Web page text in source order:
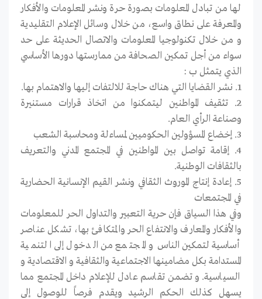
لها من تبادل المعلومات بصورة حرة ونشر المعلومات والأفكار
والمعرفة على نطاق واسع، من خلال وسائل الإعلام التقليدية
و من خلال تكنولوجيا المعلومات والاتصال الحديثة على حد
سواء من أجل تمكين الصحافة من ممارستها دورها الأساسي
الذي يتمثل ب :
1. نشر القضايا التي هناك حاجة للالتفات إليها والاهتمام بها.
2. تثقيف المواطنين ليتمكنوا من اتخاذ قرارات مستنيرة
وصناعة الرأي العام.
3. إخضاع المسؤولين الحكوميين لمساءلة ومحاسبة الشعب
4. إقامة تواصل بين المواطنين في المجتمع المدني والتعريف
بالثقافات الوطنية.
5. إعادة إنتاج الموروث الثقافي ونشر القيم الإنسانية الحضارية
في المجتمعات
وفي هذا السياق فإن حرية التعبير والتداول الحر للمعلومات
والأفكار والمعارف والانتفاع الحر والمتكافئ بها، تشكل عناصر
أساسية لتمكين الناس و المجتمع من الدخول إلى التنمية
المستدامة بكل مضامينها الاجتماعية والثقافية و الاقتصادية و
السياسية. و تضمن تقاسم عادل للإعلام داخل المجتمع مما
يسهل كذلك الحكم الرشيد ويقدم فرصاً للوصول إلى